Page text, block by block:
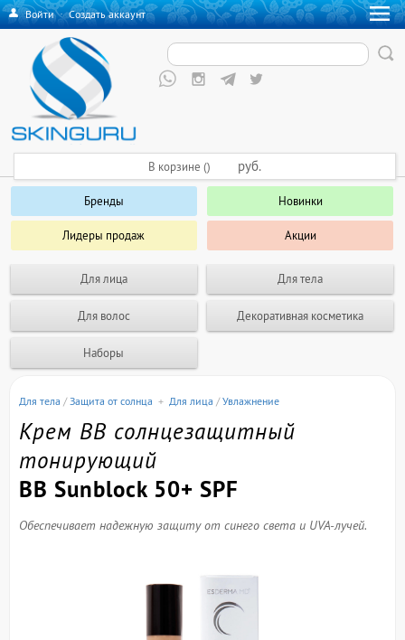
Войти·Создать аккаунт
Бренды Новинки
Лидеры продаж Акции
Для лица Для тела
Для волос Декоративная косметика
Наборы
В корзине () руб.
Для тела /Защита от солнца + Для лица /Увлажнение
Крем ВВ солнцезащитный
тонирующий
BB Sunblock 50+ SPF
Обеспечивает надежную защиту от синего света и UVA-лучей.